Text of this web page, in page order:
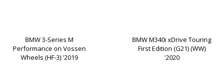
BMW 3-Series M
Performance on Vossen
Wheels (HF-3) '2019
BMW M340i xDrive Touring
First Edition (G21) (WW)
'2020